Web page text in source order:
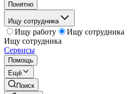
Понятно
Ищу сотрудника
Ищу работу
Ищу сотрудника
Ищу сотрудника
Сервисы
Помощь
Ещё
Поиск